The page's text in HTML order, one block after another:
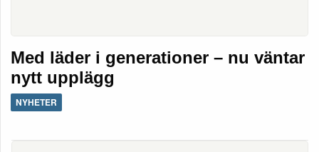
Med läder i generationer – nu väntar
nytt upplägg
NYHETER